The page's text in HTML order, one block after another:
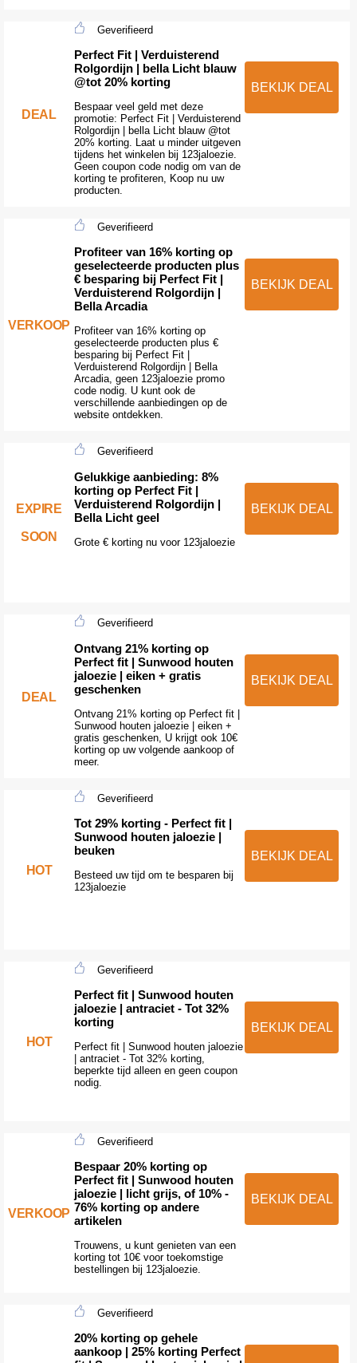
DEAL
Geverifieerd
Perfect Fit | Verduisterend
Rolgordijn | bella Licht blauw
@tot 20% korting
Bespaar veel geld met deze
promotie: Perfect Fit | Verduisterend
Rolgordijn | bella Licht blauw @tot
20% korting. Laat u minder uitgeven
tijdens het winkelen bij 123jaloezie.
Geen coupon code nodig om van de
korting te profiteren, Koop nu uw
producten.
BEKIJK DEAL
VERKOOP
Geverifieerd
Profiteer van 16% korting op
geselecteerde producten plus
€ besparing bij Perfect Fit |
Verduisterend Rolgordijn |
Bella Arcadia
Profiteer van 16% korting op
geselecteerde producten plus €
besparing bij Perfect Fit |
Verduisterend Rolgordijn | Bella
Arcadia, geen 123jaloezie promo
code nodig. U kunt ook de
verschillende aanbiedingen op de
website ontdekken.
BEKIJK DEAL
EXPIRE
SOON
Geverifieerd
Gelukkige aanbieding: 8%
korting op Perfect Fit |
Verduisterend Rolgordijn |
Bella Licht geel
Grote € korting nu voor 123jaloezie
BEKIJK DEAL
DEAL
Geverifieerd
Ontvang 21% korting op
Perfect fit | Sunwood houten
jaloezie | eiken + gratis
geschenken
Ontvang 21% korting op Perfect fit |
Sunwood houten jaloezie | eiken +
gratis geschenken, U krijgt ook 10€
korting op uw volgende aankoop of
meer.
BEKIJK DEAL
HOT
Geverifieerd
Tot 29% korting - Perfect fit |
Sunwood houten jaloezie |
beuken
Besteed uw tijd om te besparen bij
123jaloezie
BEKIJK DEAL
HOT
Geverifieerd
Perfect fit | Sunwood houten
jaloezie | antraciet - Tot 32%
korting
Perfect fit | Sunwood houten jaloezie
| antraciet - Tot 32% korting,
beperkte tijd alleen en geen coupon
nodig.
BEKIJK DEAL
VERKOOP
Geverifieerd
Bespaar 20% korting op
Perfect fit | Sunwood houten
jaloezie | licht grijs, of 10% -
76% korting op andere
artikelen
Trouwens, u kunt genieten van een
korting tot 10€ voor toekomstige
bestellingen bij 123jaloezie.
BEKIJK DEAL
Geverifieerd
20% korting op gehele
aankoop | 25% korting Perfect